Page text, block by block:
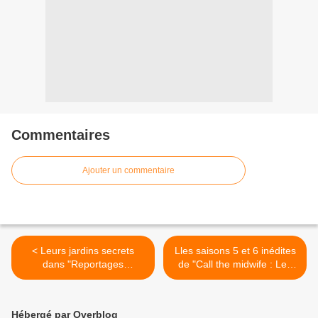
Commentaires
Ajouter un commentaire
< Leurs jardins secrets
dans "Reportages
Découverte" sur TF1
Lles saisons 5 et 6 inédites
de "Call the midwife : Les
héroïnes de l'ombre"
Hébergé par Overblog